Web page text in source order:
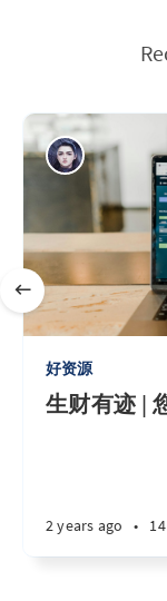
好资源
生财有迹 |
2 years ago •